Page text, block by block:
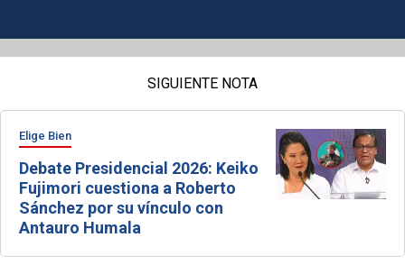
SIGUIENTE NOTA
Elige Bien
Debate Presidencial 2026: Keiko
Fujimori cuestiona a Roberto
Sánchez por su vínculo con
Antauro Humala